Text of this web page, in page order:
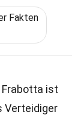
Fakten
Frabotta ist
Verteidiger